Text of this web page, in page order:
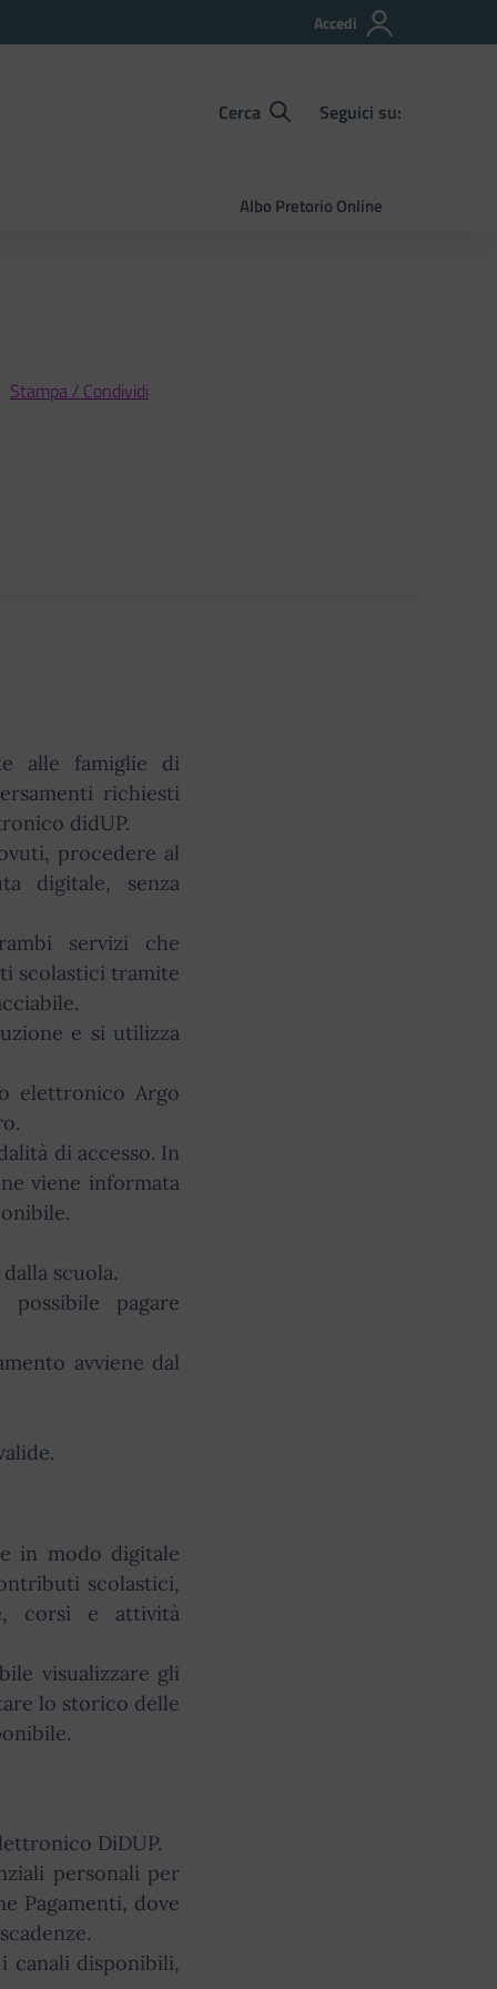
Accedi
Cerca Seguici su:
Albo Pretorio Online
Stampa / Condividi
alle famiglie di
richiesti
didUP.
procedere al
digitale, senza
servizi che
scolastici tramite
e si utilizza
elettronico Argo
di accesso. In
viene informata
scuola.
pagare
avviene dal
in modo digitale
scolastici,
corsi e attività
visualizzare gli
lo storico delle
DiDUP.
personali per
Pagamenti, dove
canali disponibili,